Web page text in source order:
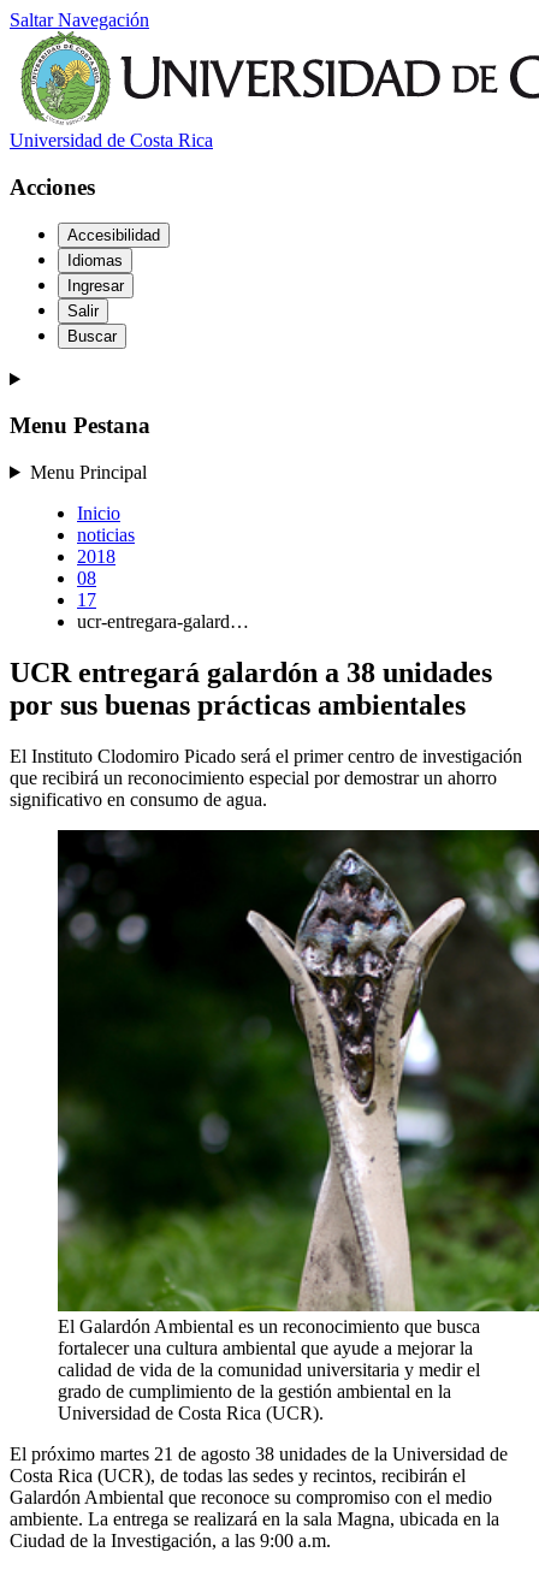
Saltar Navegación
Universidad de Costa Rica
Acciones
Accesibilidad
Idiomas
Ingresar
Salir
Buscar
Menu Pestana
Menu Principal
Inicio
noticias
2018
08
17
ucr-entregara-galard…
UCR entregará galardón a 38 unidades
por sus buenas prácticas ambientales
El Instituto Clodomiro Picado será el primer centro de investigación
que recibirá un reconocimiento especial por demostrar un ahorro
significativo en consumo de agua.
El Galardón Ambiental es un reconocimiento que busca
fortalecer una cultura ambiental que ayude a mejorar la
calidad de vida de la comunidad universitaria y medir el
grado de cumplimiento de la gestión ambiental en la
Universidad de Costa Rica (UCR).
El próximo martes 21 de agosto 38 unidades de la Universidad de
Costa Rica (UCR), de todas las sedes y recintos, recibirán el
Galardón Ambiental que reconoce su compromiso con el medio
ambiente. La entrega se realizará en la sala Magna, ubicada en la
Ciudad de la Investigación, a las 9:00 a.m.